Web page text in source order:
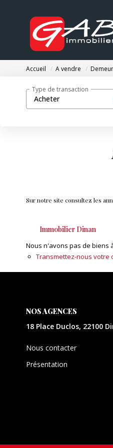
Accueil A vendre
Acheter
Type de transaction
Sur notre site consultez les
Immobilier Dinan
Nous n'avons pas de biens
Transmettez-nous votre
NOS AGENCES
18 Place Duclos, 22100
Nous contacter
Présentation